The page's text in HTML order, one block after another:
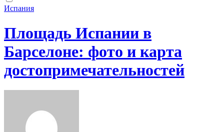
Испания
Площадь Испании в
Барселоне: фото и карта
достопримечательностей